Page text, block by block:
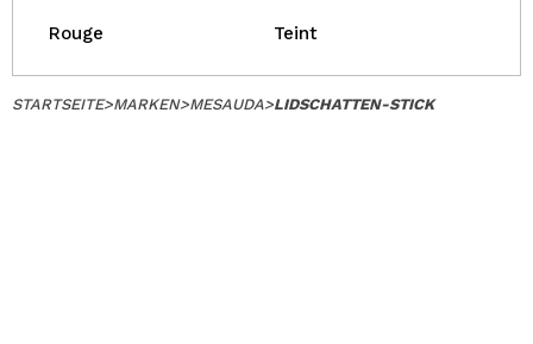
Rouge Teint
STARTSEITE>MARKEN>MESAUDA>LIDSCHATTEN-STICK